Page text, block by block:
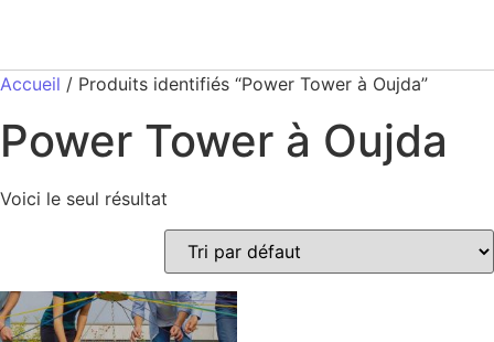
Accueil / Produits identifiés “Power Tower à Oujda”
Power Tower à Oujda
Voici le seul résultat